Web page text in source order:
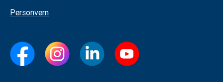
Personvern